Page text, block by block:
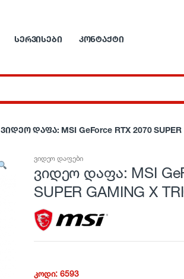
ᲡᲔᲠᲕᲘᲡᲔᲑᲘ ᲙᲝᲜᲢᲐᲥᲢᲘ
ვიდეო დაფა: MSI GeForce RTX 2070 SUPER
ვიდეო დაფები
ვიდეო დაფა: MSI
SUPER GAMING X
კოდი:6593